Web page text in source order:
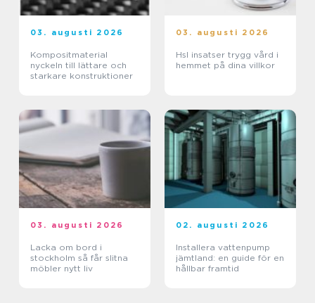
03. augusti 2026
Kompositmaterial
nyckeln till lättare och
starkare konstruktioner
03. augusti 2026
Hsl insatser trygg vård i
hemmet på dina villkor
03. augusti 2026
Lacka om bord i
stockholm så får slitna
möbler nytt liv
02. augusti 2026
Installera vattenpump
jämtland: en guide för en
hållbar framtid